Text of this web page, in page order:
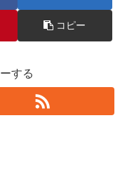
コピー
する